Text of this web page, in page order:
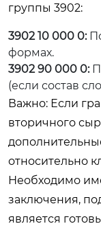
группы 3902:
3902 10 000 0:
формах.
3902 90 000 0:
(если состав
Важно: Если
вторичного
относительно
Необходимо
заключения,
является